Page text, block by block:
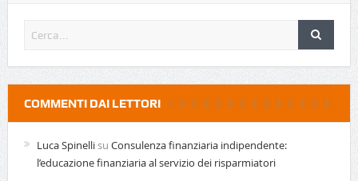
COMMENTI DAI LETTORI
Luca Spinellisu Consulenza finanziaria indipendente:
l’educazione finanziaria al servizio dei risparmiatori